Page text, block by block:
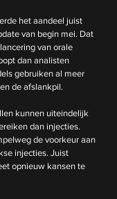
het aandeel juist
van begin mei. Dat
van orale
dan analisten
gebruiken al meer
de afslankpil.
kunnen uiteindelijk
dan injecties.
de voorkeur aan
injecties. Juist
opnieuw kansen te